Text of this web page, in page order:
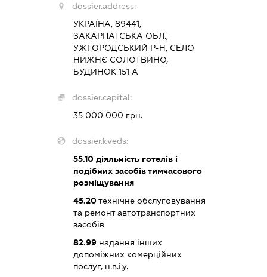
dossier.address:
УКРАЇНА, 89441,
ЗАКАРПАТСЬКА ОБЛ.,
УЖГОРОДСЬКИЙ Р-Н, СЕЛО
НИЖНЄ СОЛОТВИНО,
БУДИНОК 151 А
dossier.capital:
35 000 000 грн.
dossier.kveds:
55.10 діяльність готелів і
подібних засобів тимчасового
розміщування
45.20технічне обслуговування
та ремонт автотранспортних
засобів
82.99 надання інших
допоміжних комерційних
послуг, н.в.і.у.